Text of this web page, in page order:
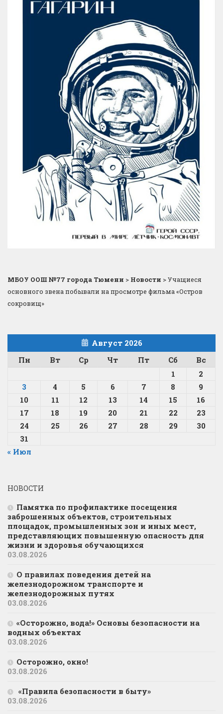
МБОУ ООШ №77 города Тюмени > Новости >Учащиеся
основного звена побывали на просмотре фильма «Остров
сокровищ»
Август 2026
Пн
Вт Ср Чт Пт Сб
Вс
1
2
3
4 5 6 7 8
9
10
11 12 13 14 15
16
17
18 19 20 21 22
23
24
25 26 27 28 29
30
31
« Июл
НОВОСТИ
Памятка по профилактике посещения
заброшенных объектов, строительных
площадок, промышленных зон и иных мест,
представляющих повышенную опасность для
жизни и здоровья обучающихся
03.08.2026
О правилах поведения детей на
железнодорожном транспорте и
железнодорожных путях
03.08.2026
«Осторожно, вода!» Основы безопасности на
водных объектах
03.08.2026
Осторожно, окно!
03.08.2026
«Правила безопасности в быту»
03.08.2026